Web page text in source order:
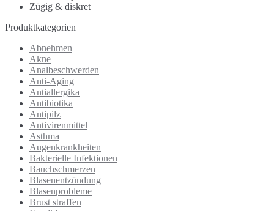
Zügig & diskret
Produktkategorien
Abnehmen
Akne
Analbeschwerden
Anti-Aging
Antiallergika
Antibiotika
Antipilz
Antivirenmittel
Asthma
Augenkrankheiten
Bakterielle Infektionen
Bauchschmerzen
Blasenentzündung
Blasenprobleme
Brust straffen